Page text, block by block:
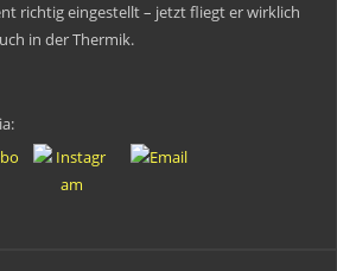
richtig eingestellt – jetzt fliegt er wirklich
in der Thermik.